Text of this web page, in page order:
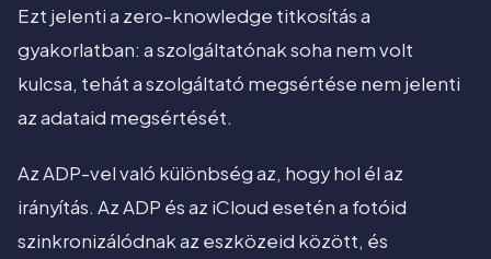
Ezt jelenti a zero-knowledge titkosítás a
gyakorlatban: a szolgáltatónak soha nem volt
kulcsa, tehát a szolgáltató megsértése nem jelenti
az adataid megsértését.
Az ADP-vel való különbség az, hogy hol él az
irányítás. Az ADP és az iCloud esetén a fotóid
szinkronizálódnak az eszközeid között, és